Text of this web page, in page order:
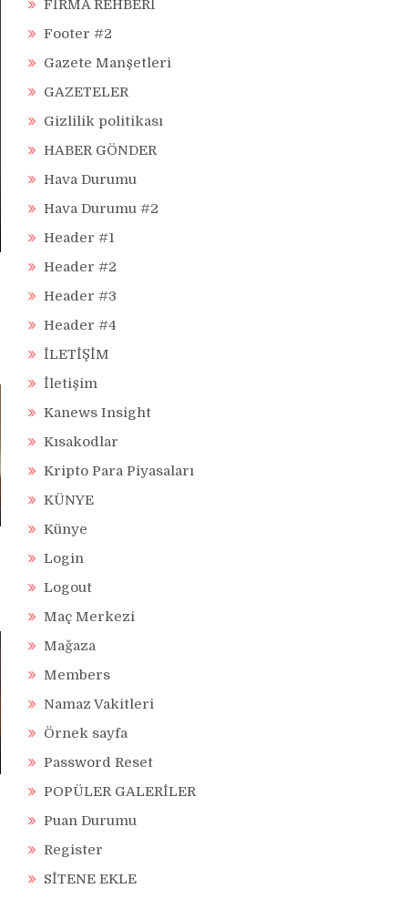
FİRMA REHBERİ
Footer #2
Gazete Manşetleri
GAZETELER
Gizlilik politikası
HABER GÖNDER
Hava Durumu
Hava Durumu #2
Header #1
Header #2
Header #3
Header #4
İLETİŞİM
İletişim
Kanews Insight
Kısakodlar
Kripto Para Piyasaları
KÜNYE
Künye
Login
Logout
Maç Merkezi
Mağaza
Members
Namaz Vakitleri
Örnek sayfa
Password Reset
POPÜLER GALERİLER
Puan Durumu
Register
SİTENE EKLE